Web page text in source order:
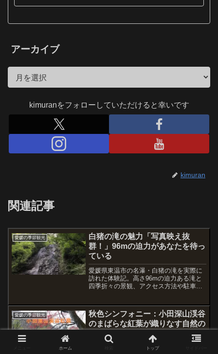
アーカイブ
kimuranをフォローしていただけると幸いです
kimuran
関連記事
愛媛の季節観光
白猪の滝の魅力「写真映え抜
群！」96mの迫力があなたを待っ
ている
愛媛県東温市の名瀑・白猪の滝を実際に
訪れた体験記。高さ96mの迫力ある滝と
四季折々の景観、アクセス方法や駐車場
愛媛の季節観光
秋色シンフォニー：小田深山渓谷
のまばらな紅葉が織りなす自然の
アート
小田深山渓谷の紅葉シーズンのガイド。
ホーム トップ